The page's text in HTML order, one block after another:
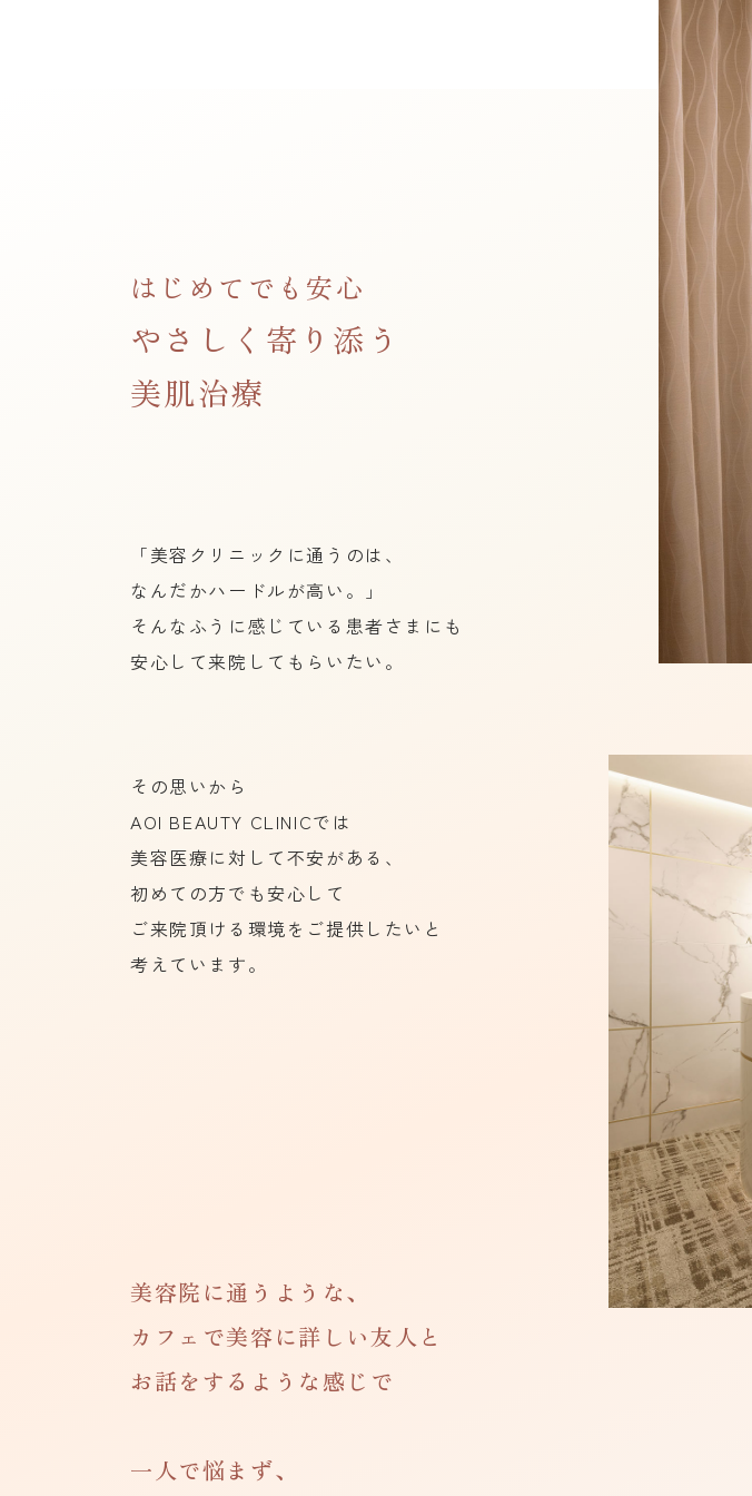
はじめてでも安心
やさしく寄り添う
美肌治療
「美容クリニックに通うのは、
なんだかハードルが高い。」
そんなふうに感じている患者さまにも
安心して来院してもらいたい。
その思いから
AOI BEAUTY CLINICでは
美容医療に対して不安がある、
初めての方でも安心して
ご来院頂ける環境をご提供したいと
考えています。
美容院に通うような、
カフェで美容に詳しい友人と
お話をするような感じで
一人で悩まず、